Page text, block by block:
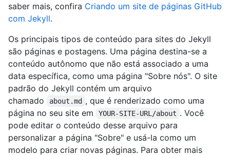
saber mais, confira Criando um site de páginas GitHub
com Jekyll.
Os principais tipos de conteúdo para sites do Jekyll
são páginas e postagens. Uma página destina-se a
conteúdo autônomo que não está associado a uma
data específica, como uma página "Sobre nós". O site
padrão do Jekyll contém um arquivo
chamado
about.md , que é renderizado como uma
página no seu site em
YOUR-SITE-URL/about . Você
pode editar o conteúdo desse arquivo para
personalizar a página "Sobre" e usá-la como um
modelo para criar novas páginas. Para obter mais